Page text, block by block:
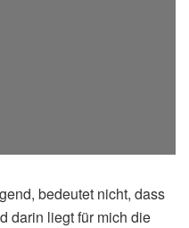
bedeutet nicht, dass
darin liegt für mich die